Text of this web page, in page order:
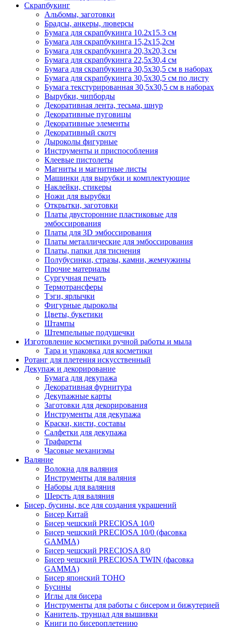
Скрапбукинг
Альбомы, заготовки
Брадсы, анкеры, люверсы
Бумага для скрапбукинга 10.2х15.3 см
Бумага для скрапбукинга 15,2х15,2см
Бумага для скрапбукинга 20,3х20,3 см
Бумага для скрапбукинга 22,5х30,4 см
Бумага для скрапбукинга 30,5х30,5 см в наборах
Бумага для скрапбукинга 30,5х30,5 см по листу
Бумага текстурированная 30,5х30,5 см в наборах
Вырубки, чипборды
Декоративная лента, тесьма, шнур
Декоративные пуговицы
Декоративные элементы
Декоративный скотч
Дыроколы фигурные
Инструменты и приспособления
Клеевые пистолеты
Магниты и магнитные листы
Машинки для вырубки и комплектующие
Наклейки, стикеры
Ножи для вырубки
Открытки, заготовки
Платы двусторонние пластиковые для
эмбоссирования
Платы для 3D эмбоссирования
Платы металлические для эмбоссирования
Платы, папки для тиснения
Полубусинки, стразы, камни, жемчужины
Прочие материалы
Сургучная печать
Термотрансферы
Тэги, ярлычки
Фигурные дыроколы
Цветы, букетики
Штампы
Штемпельные подушечки
Изготовление косметики ручной работы и мыла
Тара и упаковка для косметики
Ротанг для плетения искусственный
Декупаж и декорирование
Бумага для декупажа
Декоративная фурнитура
Декупажные карты
Заготовки для декорирования
Инструменты для декупажа
Краски, кисти, составы
Салфетки для декупажа
Трафареты
Часовые механизмы
Валяние
Волокна для валяния
Инструменты для валяния
Наборы для валяния
Шерсть для валяния
Бисер, бусины, все для создания украшений
Бисер Китай
Бисер чешский PRECIOSA 10/0
Бисер чешский PRECIOSA 10/0 (фасовка
GAMMA)
Бисер чешский PRECIOSA 8/0
Бисер чешский PRECIOSA TWIN (фасовка
GAMMA)
Бисер японский TOHO
Бусины
Иглы для бисера
Инструменты для работы с бисером и бижутерией
Канитель, трунцал для вышивки
Книги по бисероплетению